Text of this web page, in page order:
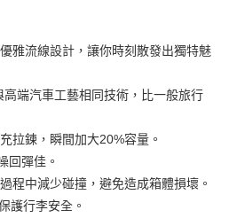
證，即可結帳。
再付款。
後付」後，將跳轉至「AFTEE先享後付」
額後，即可完成結帳。
點擊此簡訊中的連結，可透過四大超商／
付款，方視為交易完成。
立刻繳費，但若您需要取消訂單，請聯絡
消之訂單仍視為有效，需透過AFTEE先享
上)免運費
雅流線設計，讓你時刻散發出獨特魅
端汽車工藝相同技術，比一般旅行
拉鍊，瞬間加大20%容量。
回彈佳。
程中減少碰撞，避免造成箱體損壞。
護行李安全。